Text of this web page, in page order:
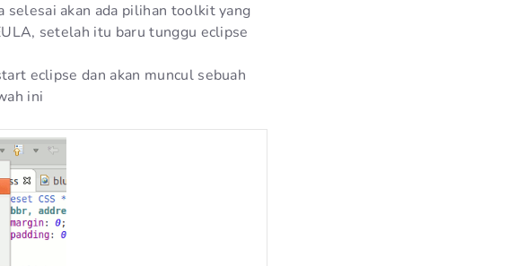
selesai akan ada pilihan toolkit yang
setelah itu baru tunggu eclipse
eclipse dan akan muncul sebuah
ini